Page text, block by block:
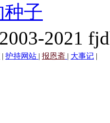
子
2021
| 护持网站 | 报恩斋 | 大事记 |